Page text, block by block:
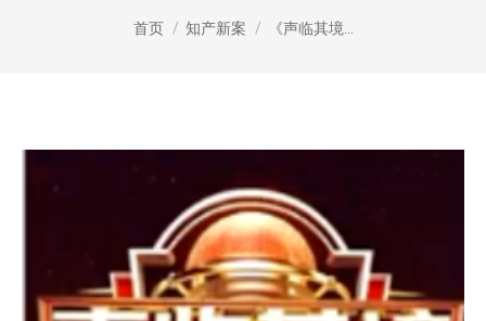
您在这里：
首页 知产新案 《声临其境…